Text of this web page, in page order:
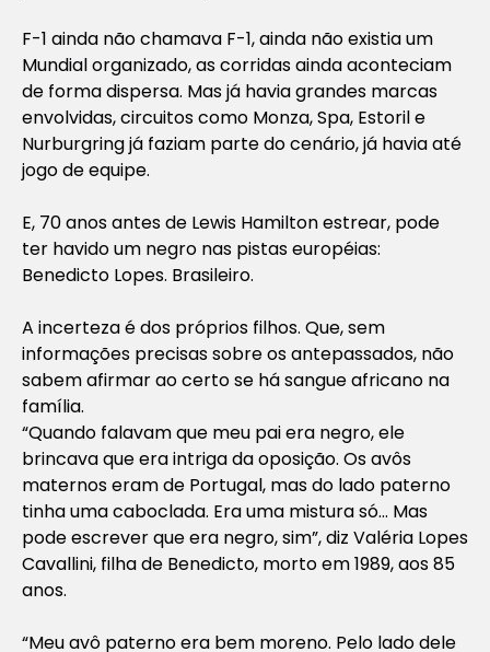
F-1 ainda não chamava F-1, ainda não existia um
Mundial organizado, as corridas ainda aconteciam
de forma dispersa. Mas já havia grandes marcas
envolvidas, circuitos como Monza, Spa, Estoril e
Nurburgring já faziam parte do cenário, já havia até
jogo de equipe.
E, 70 anos antes de Lewis Hamilton estrear, pode
ter havido um negro nas pistas européias:
Benedicto Lopes. Brasileiro.
A incerteza é dos próprios filhos. Que, sem
informações precisas sobre os antepassados, não
sabem afirmar ao certo se há sangue africano na
família.
“Quando falavam que meu pai era negro, ele
brincava que era intriga da oposição. Os avôs
maternos eram de Portugal, mas do lado paterno
tinha uma caboclada. Era uma mistura só… Mas
pode escrever que era negro, sim”, diz Valéria Lopes
Cavallini, filha de Benedicto, morto em 1989, aos 85
anos.
“Meu avô paterno era bem moreno. Pelo lado dele